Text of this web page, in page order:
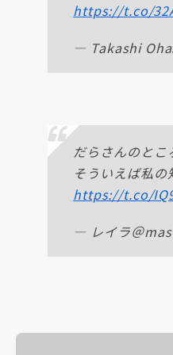
https://t.co/
— Takashi
だらさんのとこ
そういえば私
https://t.co/
— レイラ＠